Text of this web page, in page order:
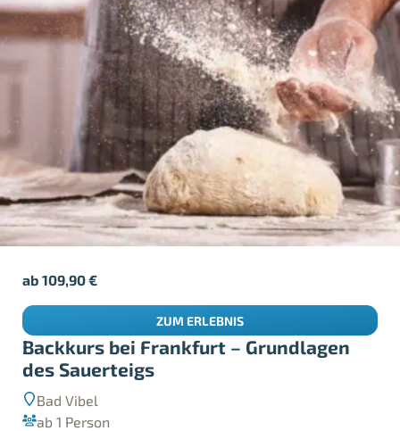
Backkurs bei Frankfurt – Grundlagen
des Sauerteigs
Bad Vibel
ab 1 Person
ab109,90€
ZUM ERLEBNIS